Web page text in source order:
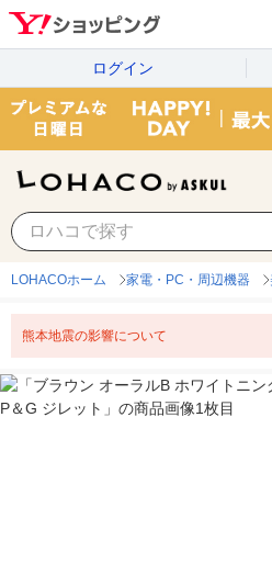
ログイン
LOHACOホーム 家電・PC・周辺機器
熊本地震の影響について